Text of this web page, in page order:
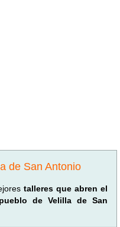
de San Antonio
talleres que abren el
de Velilla de San